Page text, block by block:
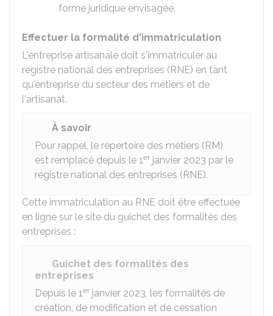
forme juridique envisagée.
Effectuer la formalité d'immatriculation
L'entreprise artisanale doit s'immatriculer au
registre national des entreprises (RNE) en tant
qu'entreprise du secteur des métiers et de
l'artisanat.
À savoir
Pour rappel, le répertoire des métiers (RM)
est remplacé depuis le 1er janvier 2023 par le
registre national des entreprises (RNE).
Cette immatriculation au RNE doit être effectuée
en ligne sur le site du guichet des formalités des
entreprises :
Guichet des formalités des
entreprises
Depuis le 1er janvier 2023, les formalités de
création, de modification et de cessation